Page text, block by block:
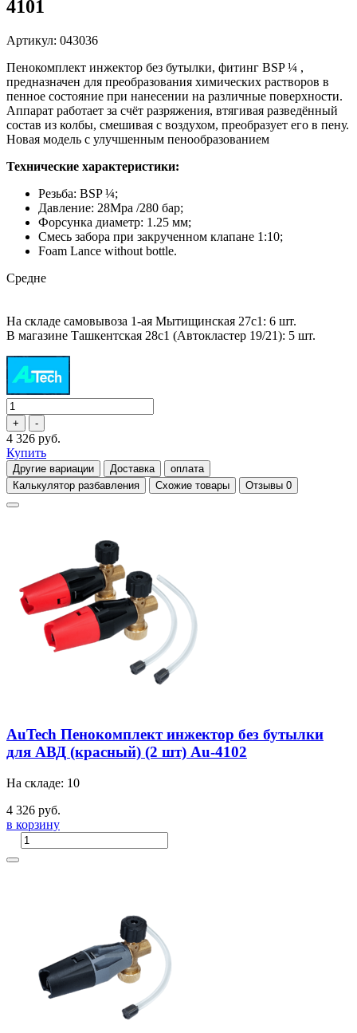
4101
Артикул: 043036
Пенокомплект инжектор без бутылки, фитинг BSP ¼ ,
предназначен для преобразования химических растворов в
пенное состояние при нанесении на различные поверхности.
Аппарат работает за счёт разряжения, втягивая разведённый
состав из колбы, смешивая с воздухом, преобразует его в пену.
Новая модель с улучшенным пенообразованием
Технические характеристики:
Резьба: BSP ¼;
Давление: 28Mpa /280 бар;
Форсунка диаметр: 1.25 мм;
Смесь забора при закрученном клапане 1:10;
Foam Lance without bottle.
Средне
На складе самовывоза 1-ая Мытищинская 27с1: 6 шт.
В магазине Ташкентская 28с1 (Автокластер 19/21): 5 шт.
4 326 руб.
Купить
Другие вариации Доставка
оплата
Калькулятор разбавления
Схожие товары Отзывы 0
AuTech Пенокомплект инжектор без бутылки
для АВД (красный) (2 шт) Au-4102
На складе: 10
4 326 руб.
в корзину